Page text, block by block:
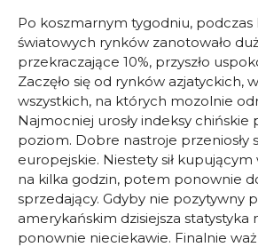
Po koszmarnym tygodniu, podczas
światowych rynków zanotowało
przekraczające 10%, przyszło
Zaczęło się od rynków azjatyckich,
wszystkich, na których mozolnie
Najmocniej urosły indeksy chińskie
poziom. Dobre nastroje przeniosły
europejskie. Niestety sił kupującym
na kilka godzin, potem ponownie
sprzedający. Gdyby nie pozytywny
amerykańskim dzisiejsza statystyka
ponownie nieciekawie. Finalnie